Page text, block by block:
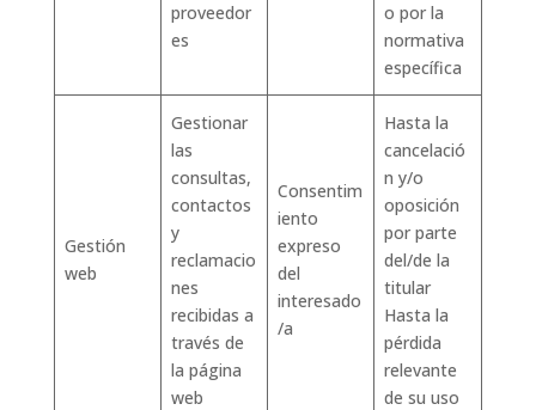
proveedor
es
o por la
normativa
específica
Gestión
web
Gestionar
las
consultas,
contactos
y
reclamacio
nes
recibidas a
través de
la página
web
Consentim
iento
expreso
del
interesado
/a
Hasta la
cancelació
n y/o
oposición
por parte
del/de la
titular
Hasta la
pérdida
relevante
de su uso